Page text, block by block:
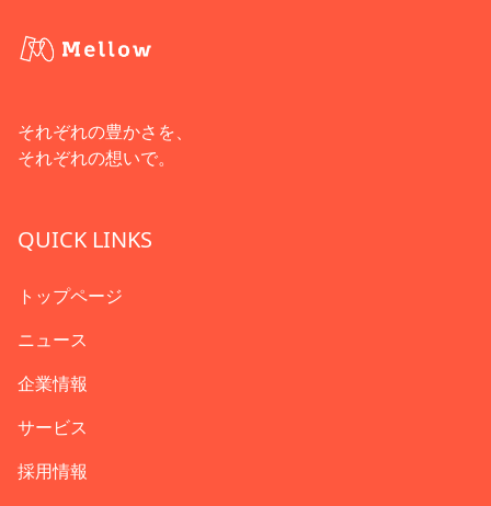
それぞれの豊かさを、
それぞれの想いで。
QUICK LINKS
トップページ
ニュース
企業情報
サービス
採用情報